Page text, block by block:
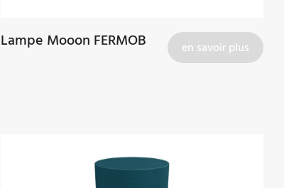
Lampe Mooon FERMOB en savoir plus